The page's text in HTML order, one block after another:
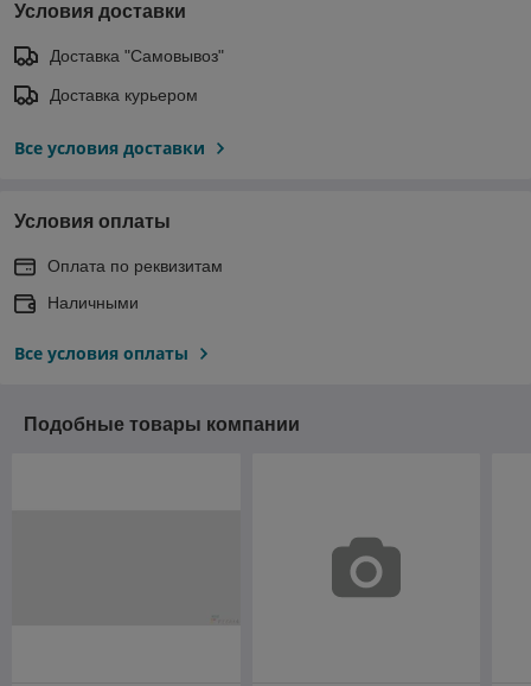
Условия доставки
Доставка "Самовывоз"
Доставка курьером
Все условия доставки
Условия оплаты
Оплата по реквизитам
Наличными
Все условия оплаты
Подобные товары компании